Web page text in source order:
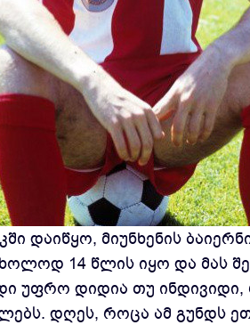
დაიწყო, მიუნხენის
14 წლის იყო და მას
უფრო დიდია თუ
დღეს, როცა ამ გუნდს